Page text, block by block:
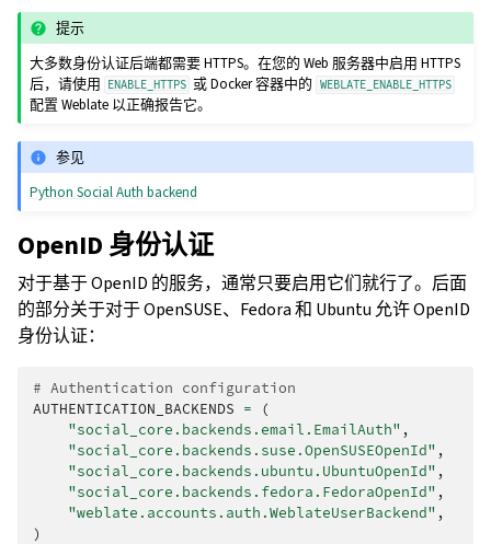
提示
大多数身份认证后端都需要 HTTPS。在您的 Web 服务器中启用 HTTPS
后，请使用
ENABLE_HTTPS 或 Docker 容器中的 WEBLATE_ENABLE_HTTPS
配置 Weblate 以正确报告它。
参见
Python Social Auth backend
OpenID 身份认证
对于基于 OpenID 的服务，通常只要启用它们就行了。后面
的部分关于对于 OpenSUSE、Fedora 和 Ubuntu 允许 OpenID
身份认证：
# Authentication configuration
AUTHENTICATION_BACKENDS =
(
"social_core.backends.email.EmailAuth" ,
"social_core.backends.suse.OpenSUSEOpenId" ,
"social_core.backends.ubuntu.UbuntuOpenId" ,
"social_core.backends.fedora.FedoraOpenId" ,
"weblate.accounts.auth.WeblateUserBackend" ,
)